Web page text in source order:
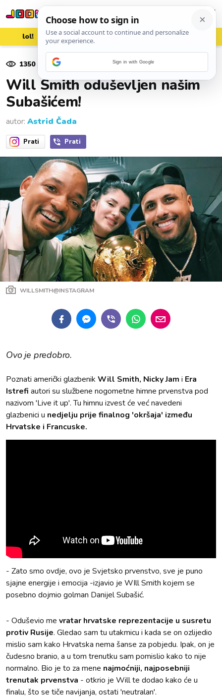
lol! aww vrh! woot?!
1350pregleda
Will Smith oduševljen našim
Subašićem!
autor: Astrid Čada
Prati Prati
WILLSMITH@INSTAGRAM
Ovo je predobro.
Poznati američki glazbenik Will Smith, Nicky Jam i Era
Istrefi autori su službene nogometne himne prvenstva pod
nazivom 'Live it up'. Tu himnu izvest će već navedeni
glazbenici u nedjelju prije finalnog 'okršaja' između
Hrvatske i Francuske.
- Zato smo ovdje, ovo je Svjetsko prvenstvo, sve je puno
sjajne energije i emocija -izjavio je WIll Smith kojem se
posebno dojmio golman Danijel Subašić.
- Oduševio me vratar hrvatske reprezentacije u susretu
protiv Rusije. Gledao sam tu utakmicu i kada se on ozlijedio
mislio sam kako Hrvatska nema šanse za pobjedu. Ipak, on je
čudesno branio, a u tom trenutku sam pomislio kako to nije
normalno. Bio je to za mene najmoćniji, najposebniji
trenutak prvenstva - otkrio je Will te dodao kako će u
finalu, što se tiče navijanja, ostati 'neutralan'.
Sign in with Google